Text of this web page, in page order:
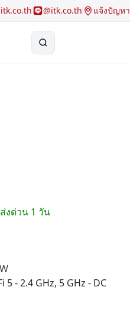
@itk.co.th แจ้งปัญหา
งด่วน 1 วัน
- 2.4 GHz, 5 GHz - DC